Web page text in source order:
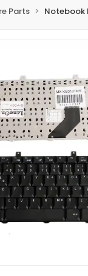
Parts Notebook